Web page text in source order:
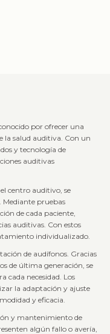
por ofrecer una
la salud auditiva. Con un
y tecnología de
auditivas
centro auditivo, se
pruebas
de cada paciente,
auditivas. Con estos
individualizado.
de audífonos. Gracias
de última generación, se
cada necesidad. Los
la adaptación y ajuste
y eficacia.
y mantenimiento de
algún fallo o avería,